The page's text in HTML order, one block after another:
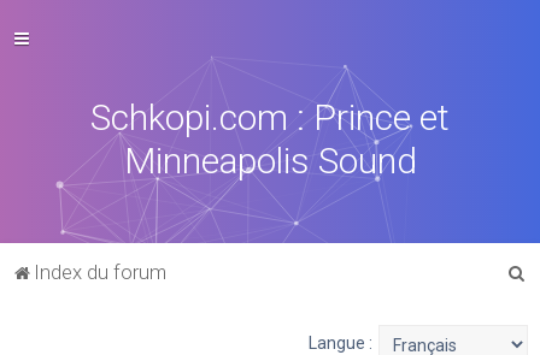
Schkopi.com : Prince et
Minneapolis Sound
Index du forum
Langue :